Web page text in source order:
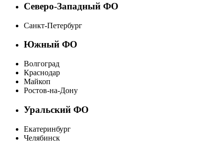
Северо-Западный ФО
Санкт-Петербург
Южный ФО
Волгоград
Краснодар
Майкоп
Ростов-на-Дону
Уральский ФО
Екатеринбург
Челябинск